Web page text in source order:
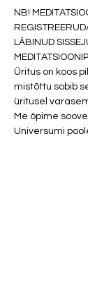
NB!
LÄBINUD
Üritus on koos
mistõttu sobib
üritusel
Me õpime
Universumi